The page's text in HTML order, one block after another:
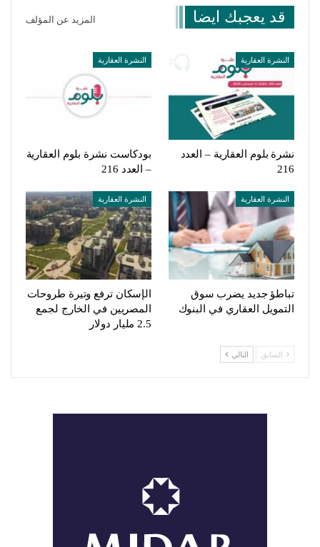
قد يعجبك ايضا المزيد عن المؤلف
النشرة العقارية
نشرة بلوم العقارية – العدد
216
النشرة العقارية
بودكاست نشرة بلوم العقارية
– العدد 216
النشرة العقارية
تباطؤ جديد يضرب سوق
التمويل العقاري في البنوك
النشرة العقارية
الإسكان ترفع وتيرة طروحات
المصريين في الخارج لجمع
2.5 مليار دولار
السابق التالي